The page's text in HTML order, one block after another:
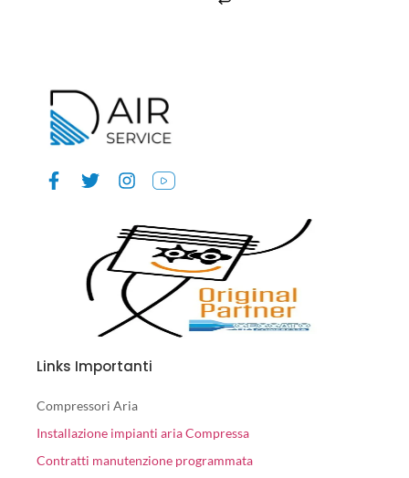
Links Importanti
Compressori Aria
Installazione impianti aria Compressa
Contratti manutenzione programmata